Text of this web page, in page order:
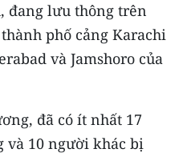
đang lưu thông trên
phố cảng Karachi
và Jamshoro của
đã có ít nhất 17
và 10 người khác bị